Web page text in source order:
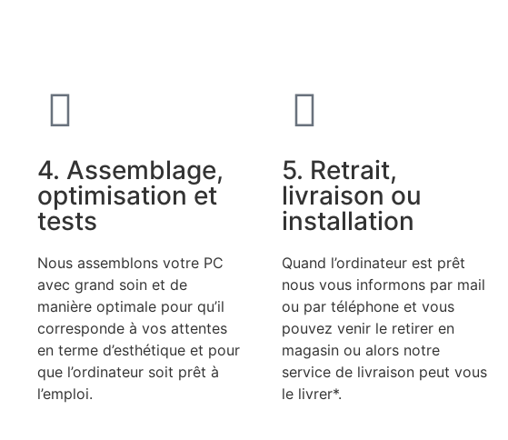
4. Assemblage,
optimisation et
tests
Nous assemblons votre PC
avec grand soin et de
manière optimale pour qu’il
corresponde à vos attentes
en terme d’esthétique et pour
que l’ordinateur soit prêt à
l’emploi.
5. Retrait,
livraison ou
installation
Quand l’ordinateur est prêt
nous vous informons par mail
ou par téléphone et vous
pouvez venir le retirer en
magasin ou alors notre
service de livraison peut vous
le livrer*.